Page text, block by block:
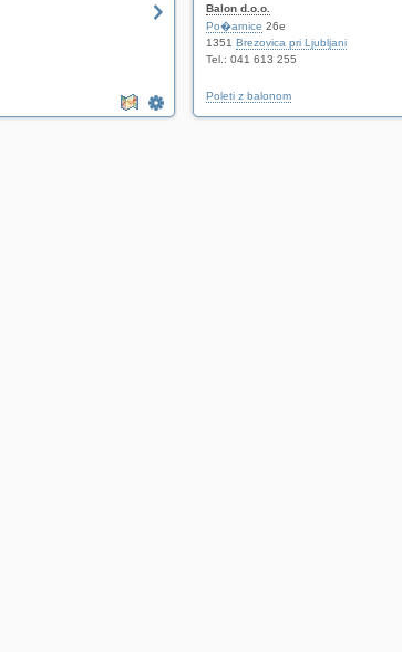
Balon d.o.o.
Po�arnice 26e
1351 Brezovica pri Ljubljani
Tel.: 041 613 255
Poleti z balonom